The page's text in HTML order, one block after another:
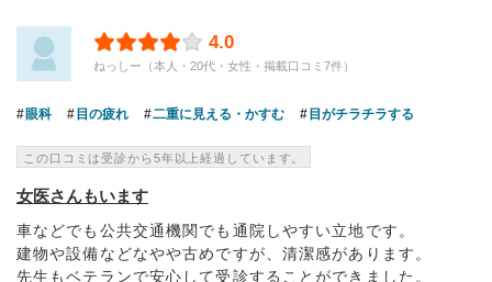
4.0
ねっしー（本人・20代・女性・掲載口コミ7件）
眼科 目の疲れ 二重に見える・かすむ 目がチラチラする
この口コミは受診から5年以上経過しています。
女医さんもいます
車などでも公共交通機関でも通院しやすい立地です。
建物や設備などなやや古めですが、清潔感があります。
先生もベテランで安心して受診することができました。